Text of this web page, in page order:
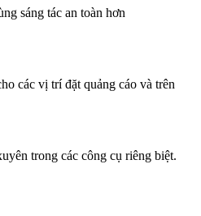
sáng tác an toàn hơn
các vị trí đặt quảng cáo và trên
trong các công cụ riêng biệt.